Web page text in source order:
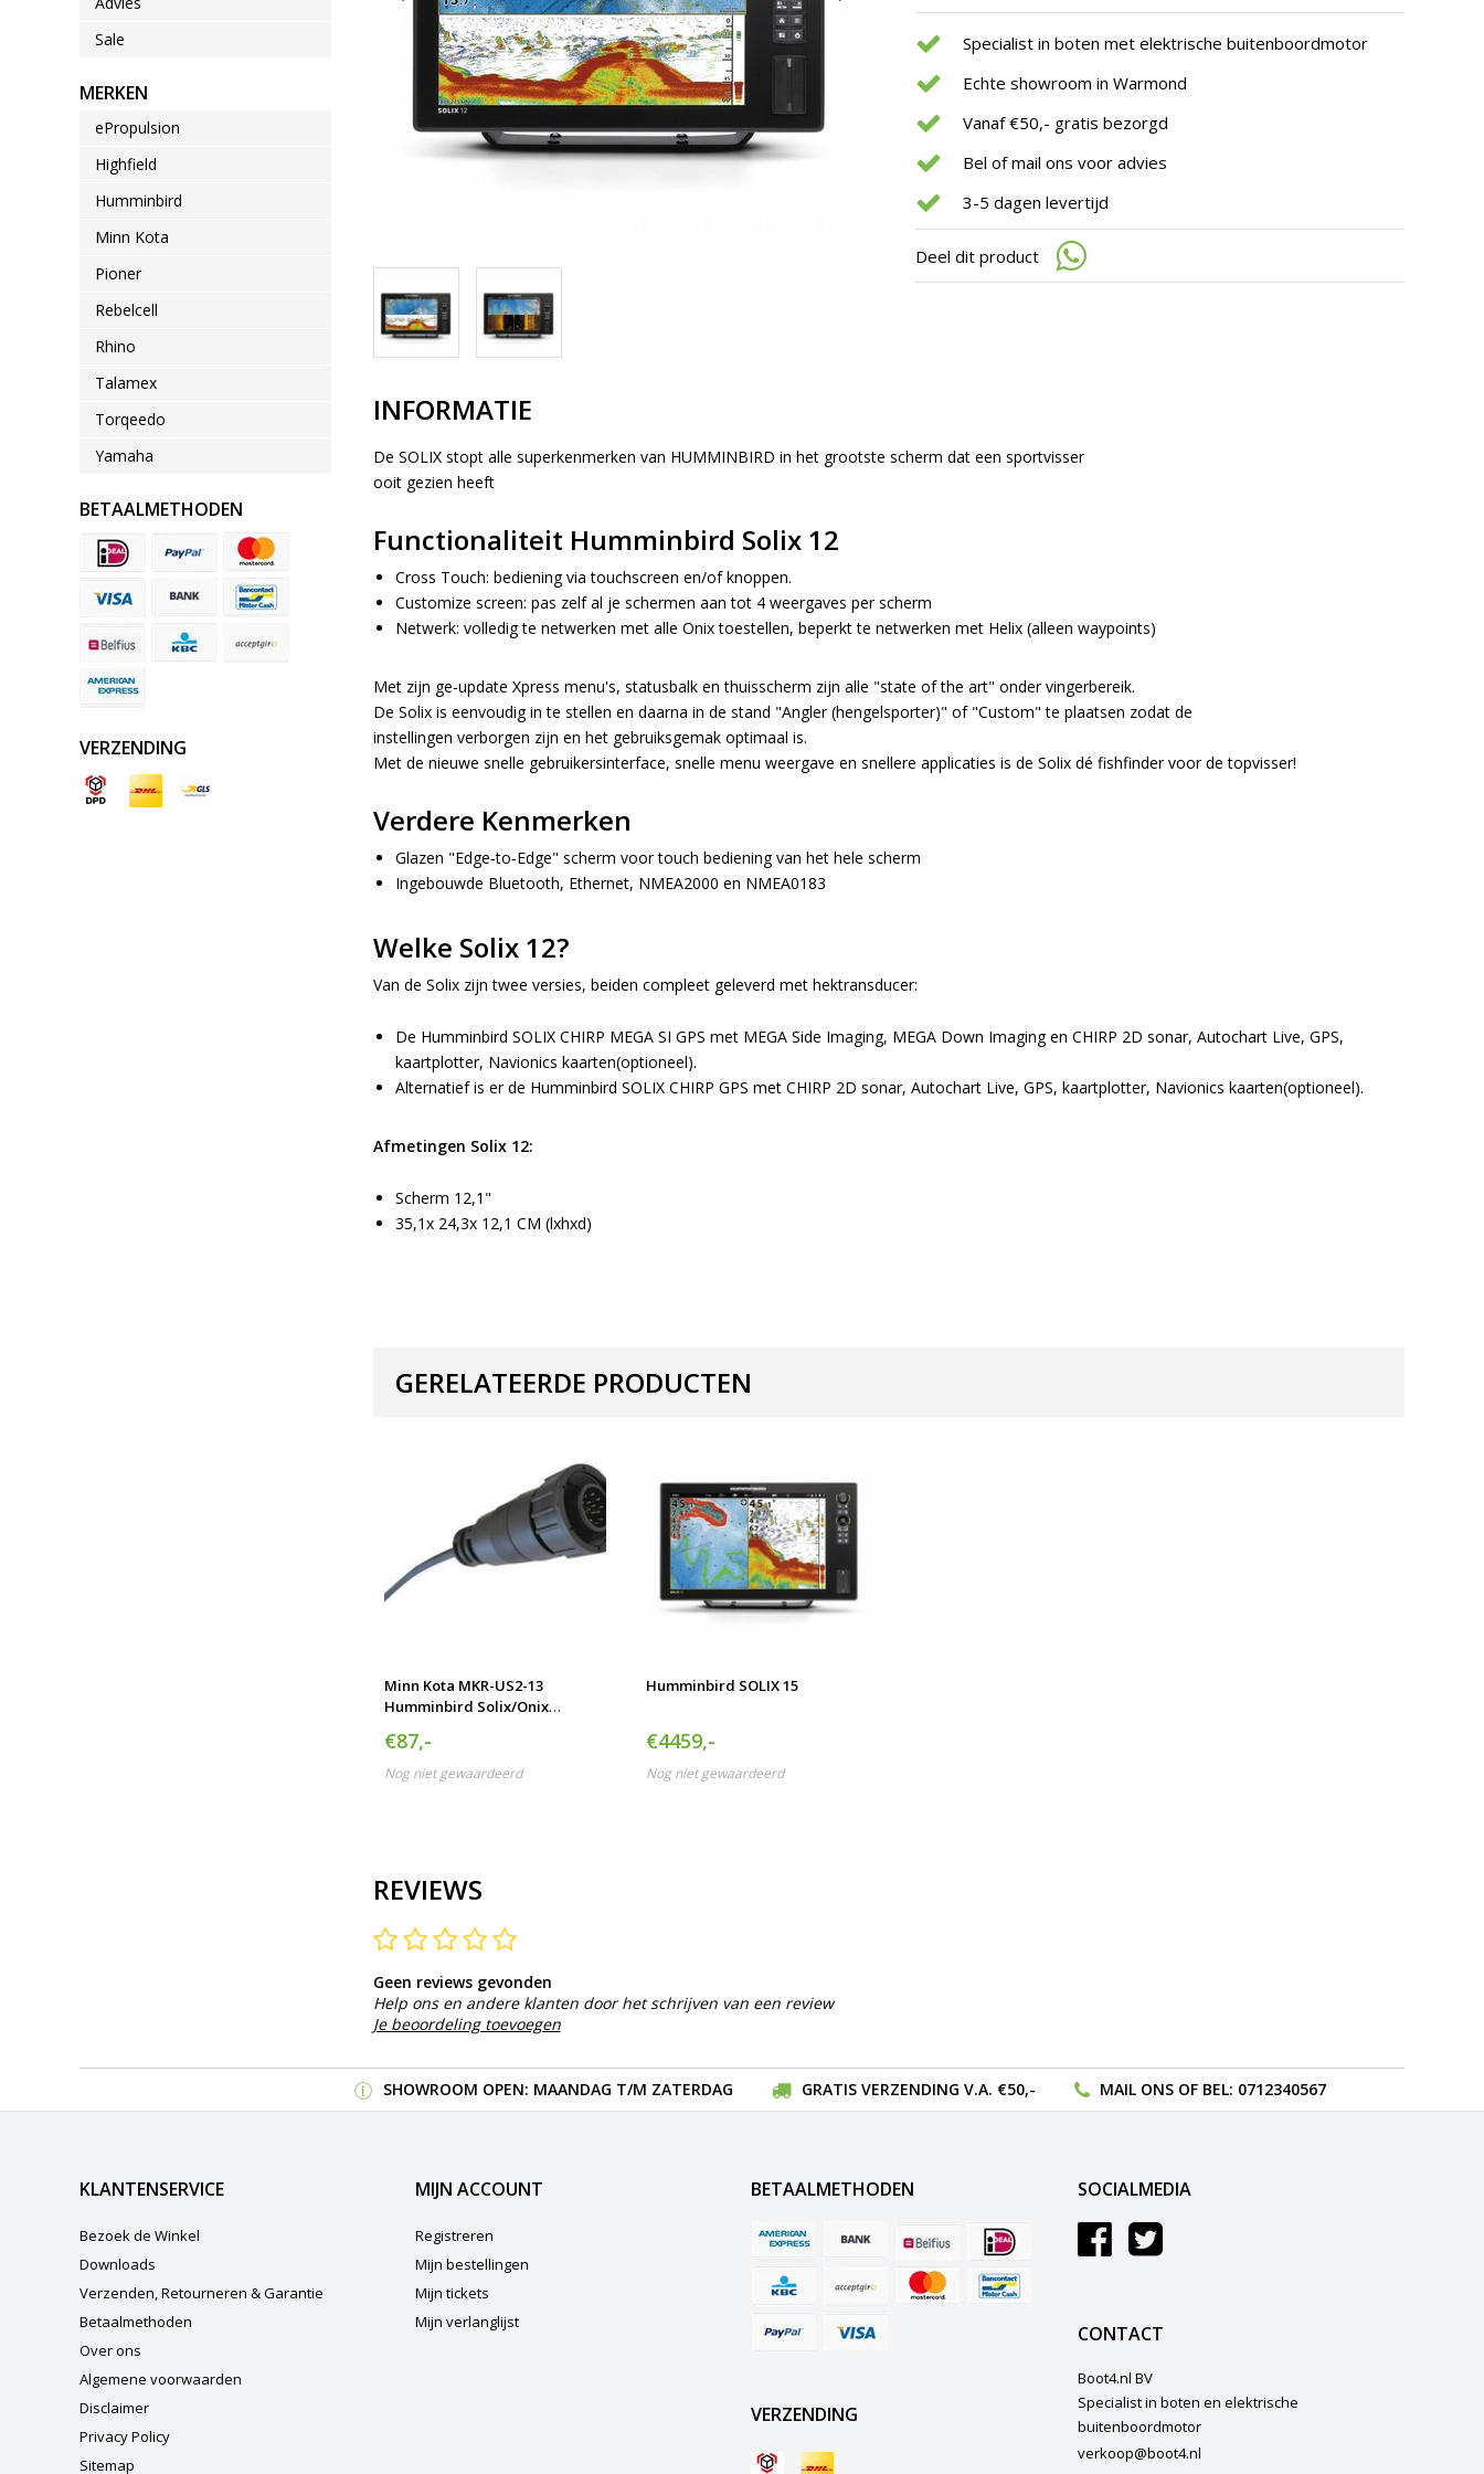
Als
met
werkt,
u
swipetekens
Sale
MERKEN
ePropulsion
Highfield
Humminbird
Minn Kota
Pioner
Rebelcell
Rhino
Talamex
Torqeedo
Yamaha
BETAALMETHODEN
VERZENDING
Specialist in boten met elektrische buitenboordmotor
Echte showroom in Warmond
Vanaf €50,- gratis bezorgd
Bel of mail ons voor advies
3-5 dagen levertijd
Deel dit product
INFORMATIE
De SOLIX stopt alle superkenmerken van HUMMINBIRD in het grootste scherm dat een sportvisser
ooit gezien heeft
Functionaliteit Humminbird Solix 12
Cross Touch: bediening via touchscreen en/of knoppen.
Customize screen: pas zelf al je schermen aan tot 4 weergaves per scherm
Netwerk: volledig te netwerken met alle Onix toestellen, beperkt te netwerken met Helix (alleen waypoints)
Met zijn ge‐update Xpress menu's, statusbalk en thuisscherm zijn alle "state of the art" onder vingerbereik.
De Solix is eenvoudig in te stellen en daarna in de stand "Angler (hengelsporter)" of "Custom" te plaatsen zodat de
instellingen verborgen zijn en het gebruiksgemak optimaal is.
Met de nieuwe snelle gebruikersinterface, snelle menu weergave en snellere applicaties is de Solix dé fishfinder voor de topvisser!
Verdere Kenmerken
Glazen "Edge‐to‐Edge" scherm voor touch bediening van het hele scherm
Ingebouwde Bluetooth, Ethernet, NMEA2000 en NMEA0183
Welke Solix 12?
Van de Solix zijn twee versies, beiden compleet geleverd met hektransducer:
De Humminbird SOLIX CHIRP MEGA SI GPS met MEGA Side Imaging, MEGA Down Imaging en CHIRP 2D sonar, Autochart Live, GPS,
kaartplotter, Navionics kaarten(optioneel).
Alternatief is er de Humminbird SOLIX CHIRP GPS met CHIRP 2D sonar, Autochart Live, GPS, kaartplotter, Navionics kaarten(optioneel).
Afmetingen Solix 12:
Scherm 12,1"
35,1x 24,3x 12,1 CM (lxhxd)
GERELATEERDE PRODUCTEN
Minn Kota MKR-US2-13
Humminbird Solix/Onix
€87,-
Nog niet gewaardeerd
Humminbird SOLIX 15
€4459,-
Nog niet gewaardeerd
REVIEWS
Geen reviews gevonden
Help ons en andere klanten door het schrijven van een review
Je beoordeling toevoegen
SHOWROOM OPEN: MAANDAG T/M ZATERDAG GRATIS VERZENDING V.A. €50,- MAIL ONSOF BEL: 0712340567
KLANTENSERVICE
Bezoek de Winkel
Downloads
Verzenden, Retourneren & Garantie
Betaalmethoden
Over ons
Algemene voorwaarden
Disclaimer
Privacy Policy
Sitemap
MIJN ACCOUNT
Registreren
Mijn bestellingen
Mijn tickets
Mijn verlanglijst
BETAALMETHODEN
VERZENDING
SOCIALMEDIA
CONTACT
Boot4.nl BV
Specialist in boten en elektrische
buitenboordmotor
verkoop@boot4.nl